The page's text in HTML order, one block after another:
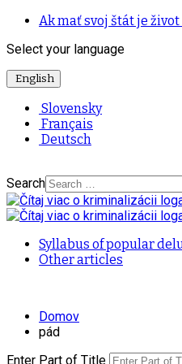
Ak mať svoj štát je
Select your language
English
Slovensky
Français
Deutsch
Search
Syllabus of popular
Other articles
Domov
pád
Enter Part of Title